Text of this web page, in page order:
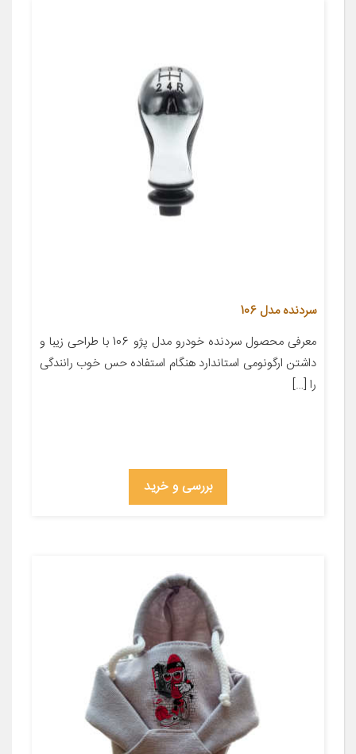
سردنده مدل 106
معرفی محصول سردنده خودرو مدل پژو 106 با طراحی زیبا و
داشتن ارگونومی استاندارد هنگام استفاده حس خوب رانندگی
را […]
بررسی و خرید